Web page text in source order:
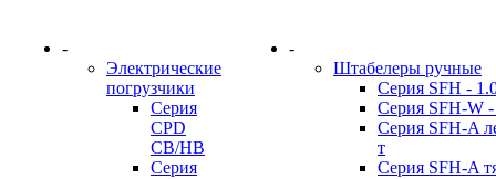
-
Электрические
погрузчики
Серия
CPD
CB/HB
Серия
-
Штабелеры ручные
Серия SFH -
Серия SFH-W -
Серия SFH-A
т
Серия SFH-A